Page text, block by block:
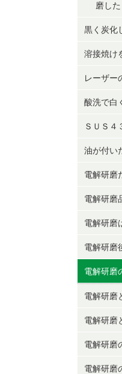
磨した
黒く炭化
溶接焼け
レーザー
酸洗で白
ＳＵＳ４
油が付い
電解研磨
電解研磨
電解研磨
電解研磨
電解研磨
電解研磨
電解研磨
電解研磨
電解研磨